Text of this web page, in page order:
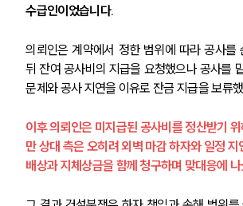
수급인이었습니다.
의뢰인은 계약에서 정한 범위에 따라 공사를
뒤 잔여 공사비의 지급을 요청했으나 공사를
문제와 공사 지연을 이유로 잔금 지급을 보류
이후 의뢰인은 미지급된 공사비를 정산받기
만 상대 측은 오히려 외벽 마감 하자와 일정 지
배상과 지체상금을 함께 청구하며 맞대응에